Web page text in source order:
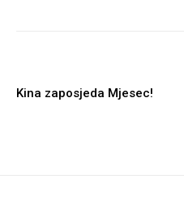
Kina zaposjeda Mjesec!